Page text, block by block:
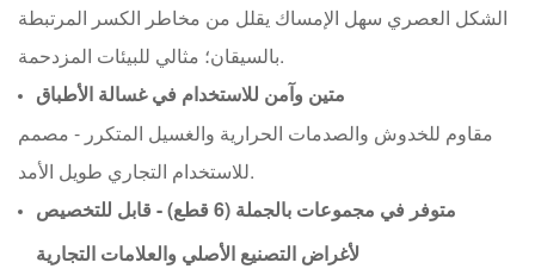
الشكل العصري سهل الإمساك يقلل من مخاطر الكسر المرتبطة
بالسيقان؛ مثالي للبيئات المزدحمة.
متين وآمن للاستخدام في غسالة الأطباق
مقاوم للخدوش والصدمات الحرارية والغسيل المتكرر - مصمم
للاستخدام التجاري طويل الأمد.
متوفر في مجموعات بالجملة (6 قطع) - قابل للتخصيص
لأغراض التصنيع الأصلي والعلامات التجارية